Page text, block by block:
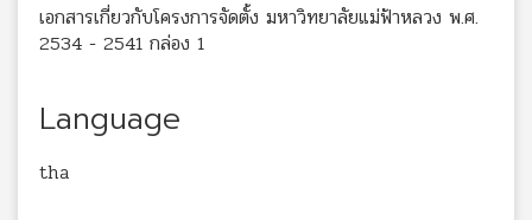
เอกสารเกี่ยวกับโครงการจัดตั้ง มหาวิทยาลัยแม่ฟ้าหลวง พ.ศ.
2534 - 2541 กล่อง 1
Language
tha